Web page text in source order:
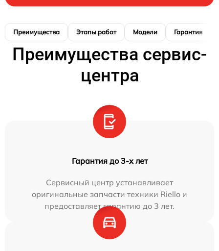
Преимущества Этапы работ Модели Гарантия
Преимущества сервис-
центра
Гарантия до 3-х лет
Сервисный центр устанавливает
оригинальные запчасти техники Riello и
предоставляет гарантию до 3 лет.